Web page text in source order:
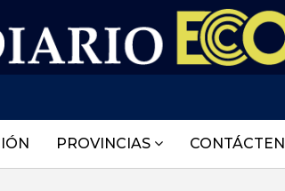
PROVINCIAS